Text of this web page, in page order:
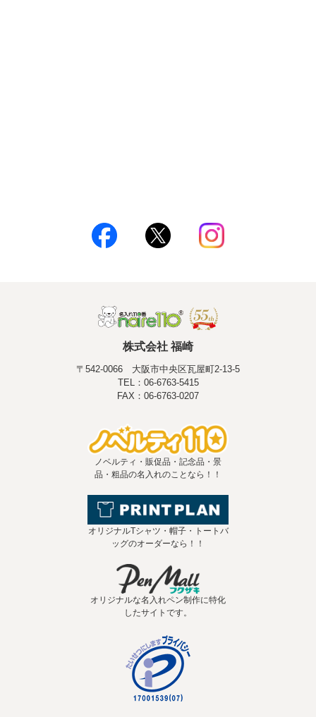
株式会社 福崎
〒542-0066 大阪市中央区瓦屋町2-13-5
TEL：06-6763-5415
FAX：06-6763-0207
ノベルティ・販促品・記念品・景
品・粗品の名入れのことなら！！
オリジナルTシャツ・帽子・トートバ
ッグのオーダーなら！！
オリジナルな名入れペン制作に特化
したサイトです。